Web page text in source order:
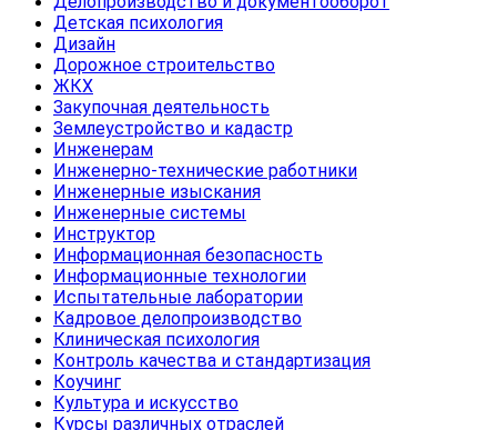
Детская психология
Дизайн
Дорожное строительство
ЖКХ
Закупочная деятельность
Землеустройство и кадастр
Инженерам
Инженерно-технические работники
Инженерные изыскания
Инженерные системы
Инструктор
Информационная безопасность
Информационные технологии
Испытательные лаборатории
Кадровое делопроизводство
Клиническая психология
Контроль качества и стандартизация
Коучинг
Культура и искусство
Курсы различных отраслей